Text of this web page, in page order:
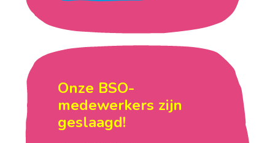
Onze BSO-
medewerkers zijn
geslaagd!